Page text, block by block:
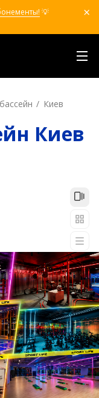
💡
Киев
Киев